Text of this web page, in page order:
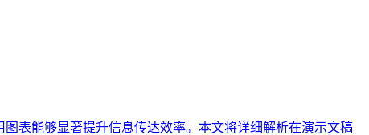
表能够显著提升信息传达效率。本文将详细解析在演示文稿